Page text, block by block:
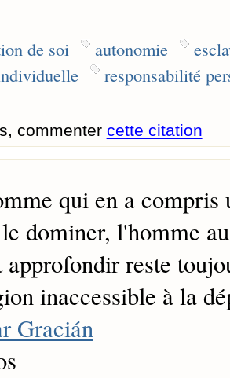
de soi autonomie
responsabilité
commenter cette citation
qui en a compris
dominer, l'homme
approfondir reste
inaccessible à la
Gracián